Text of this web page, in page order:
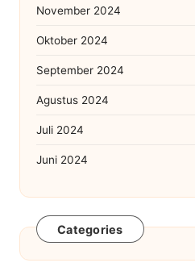
November 2024
Oktober 2024
September 2024
Agustus 2024
Juli 2024
Juni 2024
Categories